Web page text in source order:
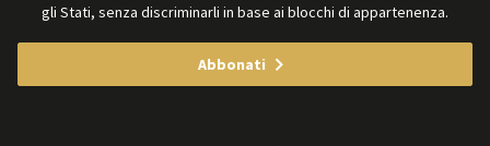
gli Stati, senza discriminarli in base ai blocchi di appartenenza.
Abbonati